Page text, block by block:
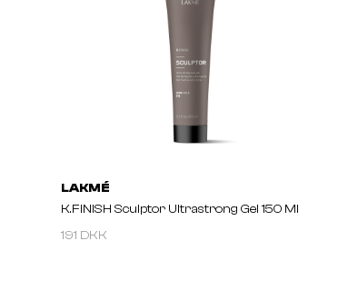
LAKMÉ
K.FINISH Sculptor Ultrastrong Gel 150 Ml
191 DKK